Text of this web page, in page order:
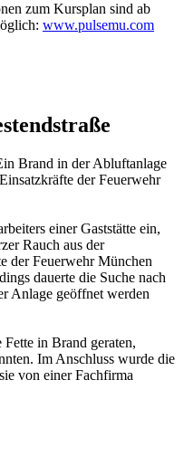
zum Kursplan sind ab
www.pulsemu.com
Brand in der Abluftanlage
der Feuerwehr
einer Gaststätte ein,
Rauch aus der
der Feuerwehr München
dauerte die Suche nach
Anlage geöffnet werden
in Brand geraten,
Im Anschluss wurde die
von einer Fachfirma